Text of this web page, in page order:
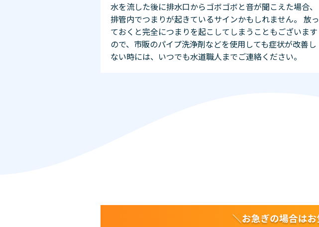
水を流した後に排水口からゴボゴボと音が聞こえた場合、
排管内でつまりが起きているサインかもしれません。 放っ
ておくと完全につまりを起こしてしまうこともございます
ので、市販のパイプ洗浄剤などを使用しても症状が改善し
ない時には、いつでも水道職人までご連絡ください。